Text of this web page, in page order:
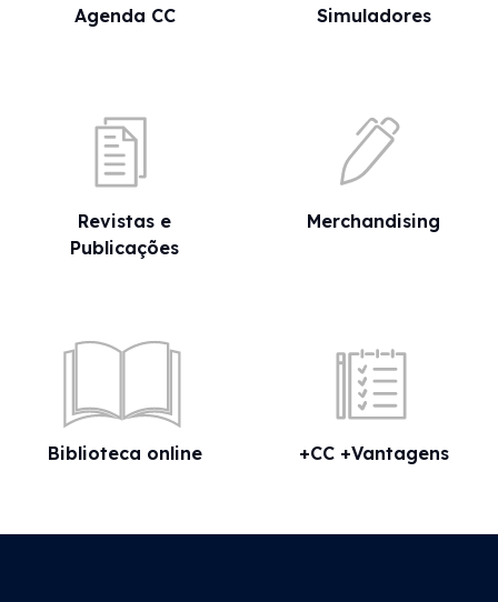
Agenda CC Simuladores
Revistas e
Publicações
Merchandising
Biblioteca online +CC +Vantagens